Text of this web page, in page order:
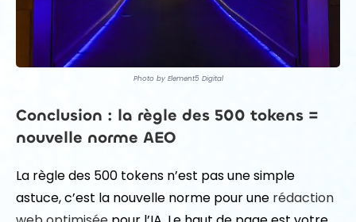
Photo by Element5 Digital
Conclusion : la règle des 500 tokens =
nouvelle norme AEO
La règle des 500 tokens n’est pas une simple
astuce, c’est la nouvelle norme pour une rédaction